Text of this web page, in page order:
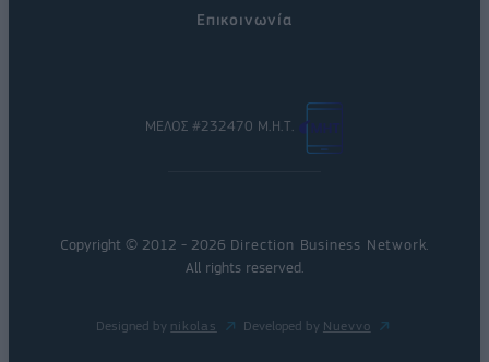
Επικοινωνία
ΜΕΛΟΣ #232470 Μ.Η.Τ.
Copyright © 2012 - 2026 Direction Business Network
All rights reserved.
Designed by nikolas Developed by Nuevvo